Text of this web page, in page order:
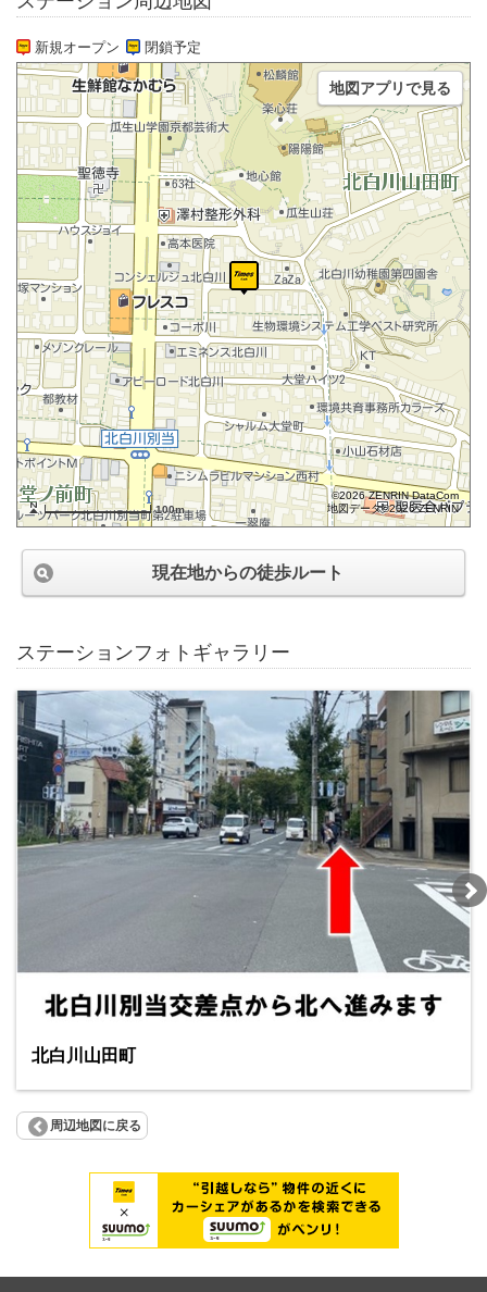
新規オープン 閉鎖予定
100m
©2026 ZENRIN DataCom
地図データ©2026 ZENRIN
地図アプリで見る
現在地からの徒歩ルート
ステーションフォトギャラリー
北白川山田町
周辺地図に戻る